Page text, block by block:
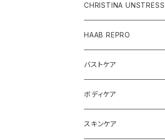
CHRISTINA UNSTRESS
HAAB REPRO
バストケア
ボディケア
スキンケア